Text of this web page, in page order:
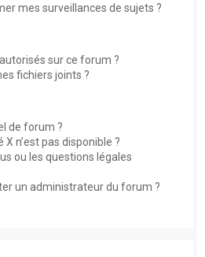
mes surveillances de sujets ?
sur ce forum ?
fichiers joints ?
de forum ?
n’est pas disponible ?
ou les questions légales
un administrateur du forum ?